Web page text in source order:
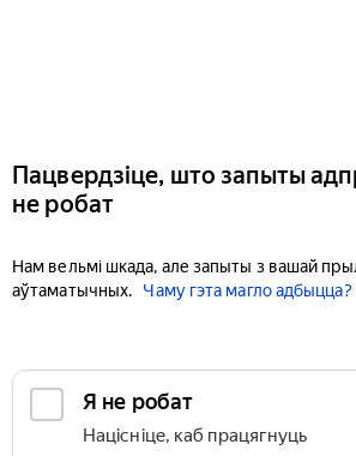
Пацвердзіце, што запыты
не робат
Нам вельмі шкада, але запыты з вашай
аўтаматычных.
Чаму гэта магло адбыцца?
Я не робат
Націсніце, каб працягнуць